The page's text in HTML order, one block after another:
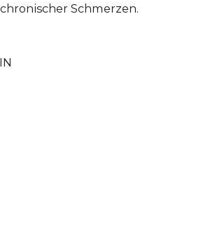
Schmerzen.